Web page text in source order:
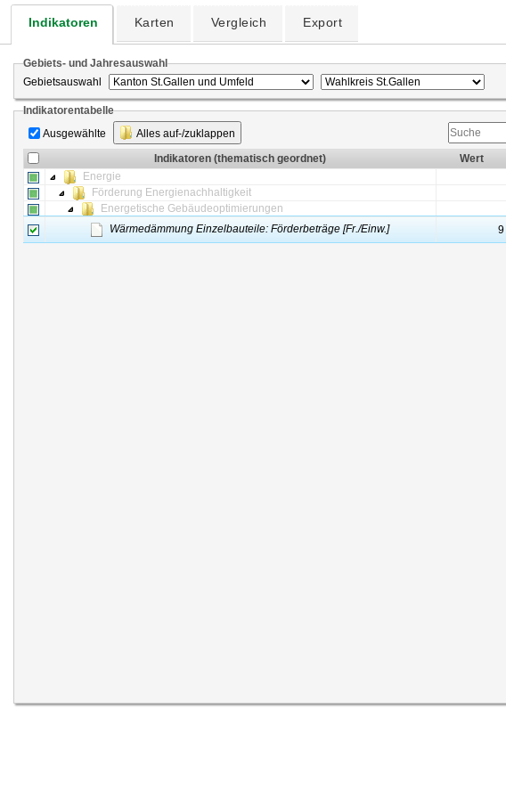
Indikatoren Karten Vergleich Export
Gebiets- und Jahresauswahl
Gebietsauswahl
Indikatorentabelle
Ausgewählte
Alles auf-/zuklappen
Indikatoren (thematisch geordnet) Wert
Energie
Förderung Energienachhaltigkeit
Energetische Gebäudeoptimierungen
Wärmedämmung Einzelbauteile: Förderbeträge [Fr./Einw.]
9